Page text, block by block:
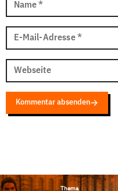
Name *
E-Mail-Adresse *
Webseite
Kommentar absenden
Thema